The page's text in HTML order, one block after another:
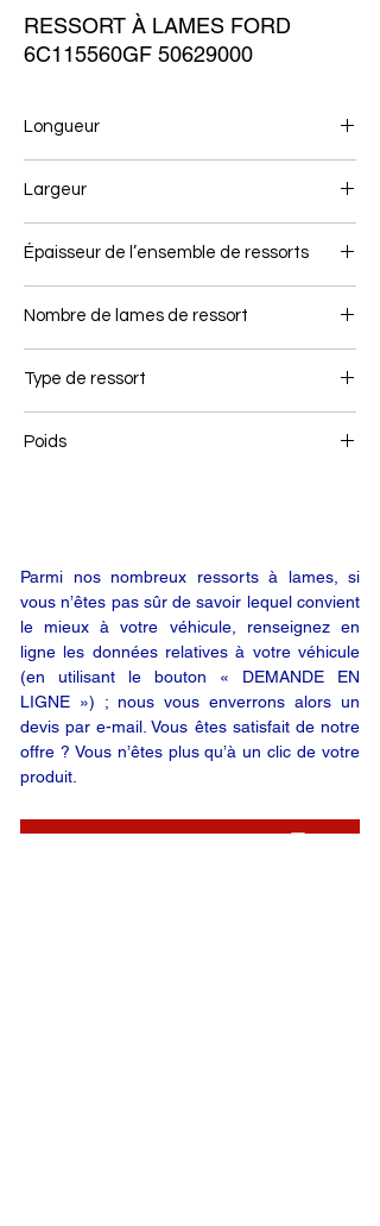
RESSORT À LAMES FORD
6C115560GF 50629000
Longueur
Largeur
Épaisseur de l’ensemble de ressorts
Nombre de lames de ressort
Type de ressort
Poids
Parmi nos nombreux ressorts à lames, si
vous n’êtes pas sûr de savoir lequel convient
le mieux à votre véhicule, renseignez en
ligne les données relatives à votre véhicule
(en utilisant le bouton « DEMANDE EN
LIGNE ») ; nous vous enverrons alors un
devis par e-mail. Vous êtes satisfait de notre
offre ? Vous n’êtes plus qu’à un clic de votre
produit.